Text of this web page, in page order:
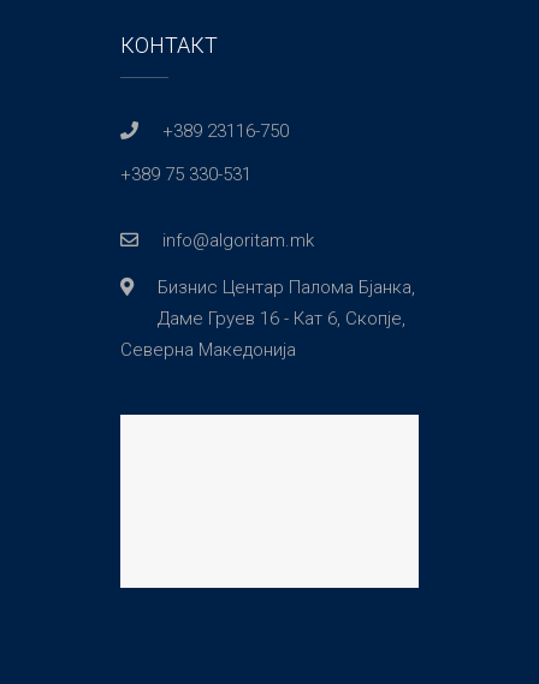
КОНТАКТ
+389 23116-750
+389 75 330-531
info@algoritam.mk
Бизнис Центар Палома Бјанка,
Даме Груев 16 - Кат 6, Скопје,
Северна Македонија